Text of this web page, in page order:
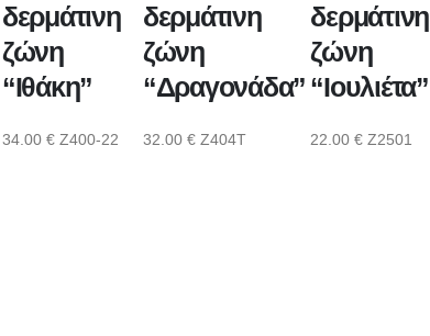
δερμάτινη
ζώνη
“Ιθάκη”
34.00 €Z400-22
δερμάτινη
ζώνη
“Δραγονάδα”
32.00 €Z404Τ
δερμάτινη
ζώνη
“Ιουλιέτα”
22.00€ Z2501